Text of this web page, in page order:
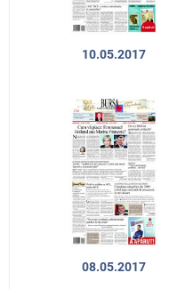
10.05.2017
08.05.2017